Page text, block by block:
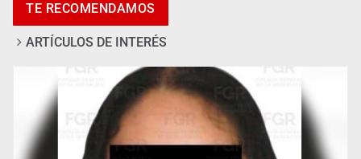
TE RECOMENDAMOS
ARTÍCULOS DE INTERÉS